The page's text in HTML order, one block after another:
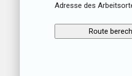
Adresse des